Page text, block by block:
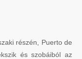
részén, Puerto de
és szobáiból az